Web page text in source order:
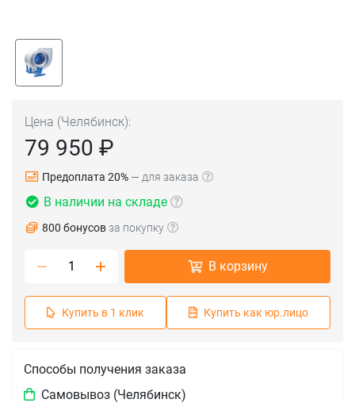
Цена (Челябинск):
79 950 ₽
Предоплата 20% — для заказа
В наличии на складе
800 бонусов за покупку
В корзину
Купить в 1 клик Купить как юр.лицо
Способы получения заказа
Самовывоз (Челябинск)